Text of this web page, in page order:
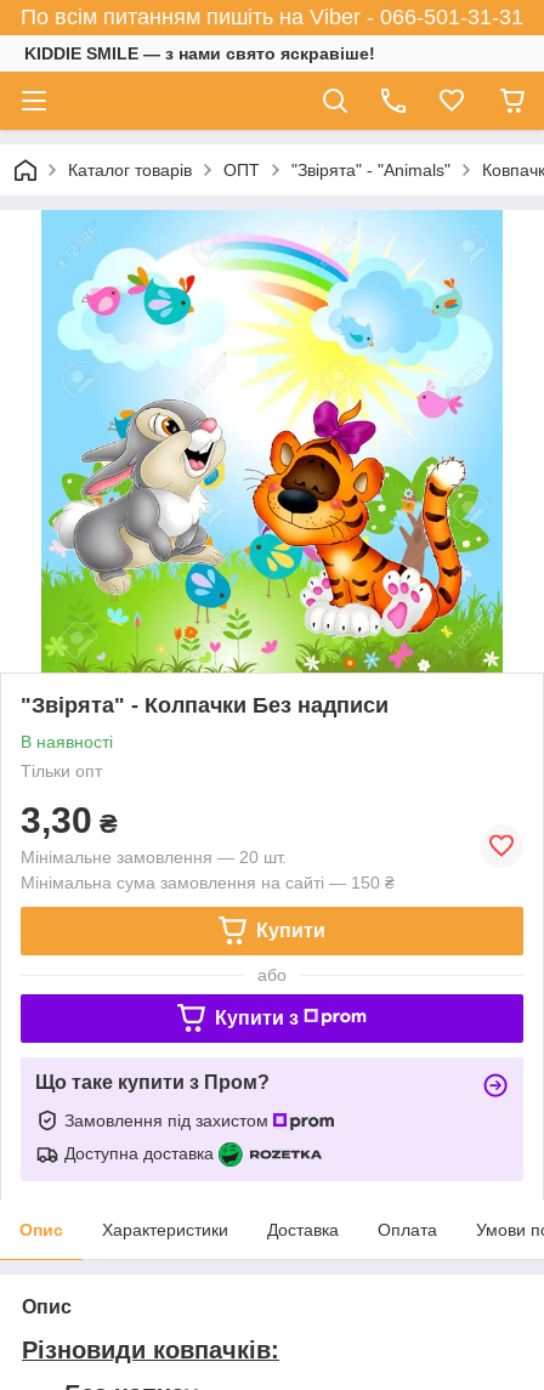
По всім питанням пишіть на Viber - 066-501-31-31
KIDDIE SMILE — з нами свято яскравіше!
Каталог товарів ОПТ "Звірята" - "Animals"
"Звірята" - Колпачки Без надписи
В наявності
Тільки опт
3,30 ₴
Мінімальне замовлення — 20 шт.
Мінімальна сума замовлення на сайті — 150 ₴
Купити
або
Купити з
Що таке купити з Пром?
Замовлення під захистом
Доступна доставка
Опис Характеристики Доставка Оплата Умови
Опис
Різновиди ковпачків: